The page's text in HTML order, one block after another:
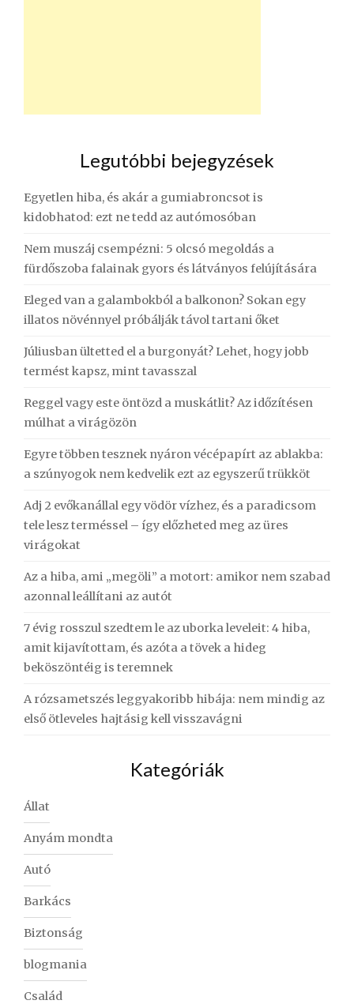
Legutóbbi bejegyzések
Egyetlen hiba, és akár a gumiabroncsot is
kidobhatod: ezt ne tedd az autómosóban
Nem muszáj csempézni: 5 olcsó megoldás a
fürdőszoba falainak gyors és látványos felújítására
Eleged van a galambokból a balkonon? Sokan egy
illatos növénnyel próbálják távol tartani őket
Júliusban ültetted el a burgonyát? Lehet, hogy jobb
termést kapsz, mint tavasszal
Reggel vagy este öntözd a muskátlit? Az időzítésen
múlhat a virágözön
Egyre többen tesznek nyáron vécépapírt az ablakba:
a szúnyogok nem kedvelik ezt az egyszerű trükköt
Adj 2 evőkanállal egy vödör vízhez, és a paradicsom
tele lesz terméssel – így előzheted meg az üres
virágokat
Az a hiba, ami „megöli” a motort: amikor nem szabad
azonnal leállítani az autót
7 évig rosszul szedtem le az uborka leveleit: 4 hiba,
amit kijavítottam, és azóta a tövek a hideg
beköszöntéig is teremnek
A rózsametszés leggyakoribb hibája: nem mindig az
első ötleveles hajtásig kell visszavágni
Kategóriák
Állat
Anyám mondta
Autó
Barkács
Biztonság
blogmania
Család